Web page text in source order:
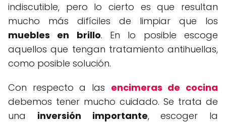
indiscutible, pero lo cierto es que resultan
mucho más difíciles de limpiar que los
muebles en brillo. En lo posible escoge
aquellos que tengan tratamiento antihuellas,
como posible solución.
Con respecto a las encimeras de cocina
debemos tener mucho cuidado. Se trata de
una inversión importante, escoger la